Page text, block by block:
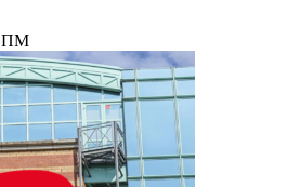
ΠΜ